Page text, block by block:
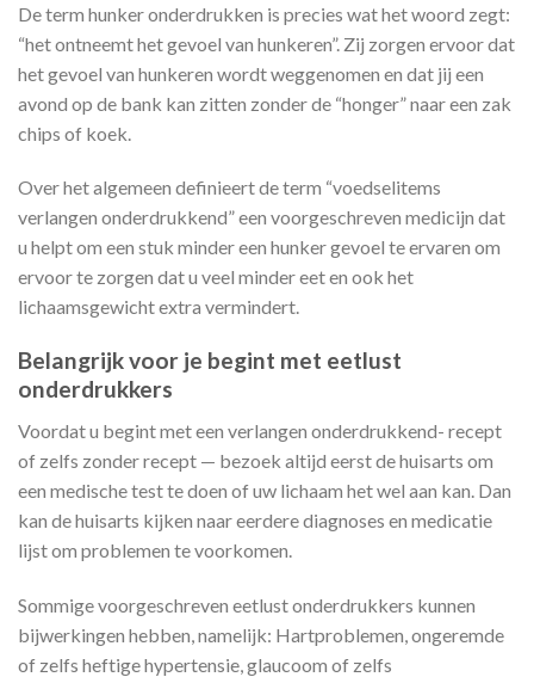
De term hunker onderdrukken is precies wat het woord zegt:
“het ontneemt het gevoel van hunkeren”. Zij zorgen ervoor dat
het gevoel van hunkeren wordt weggenomen en dat jij een
avond op de bank kan zitten zonder de “honger” naar een zak
chips of koek.
Over het algemeen definieert de term “voedselitems
verlangen onderdrukkend” een voorgeschreven medicijn dat
u helpt om een stuk minder een hunker gevoel te ervaren om
ervoor te zorgen dat u veel minder eet en ook het
lichaamsgewicht extra vermindert.
Belangrijk voor je begint met eetlust
onderdrukkers
Voordat u begint met een verlangen onderdrukkend- recept
of zelfs zonder recept — bezoek altijd eerst de huisarts om
een medische test te doen of uw lichaam het wel aan kan. Dan
kan de huisarts kijken naar eerdere diagnoses en medicatie
lijst om problemen te voorkomen.
Sommige voorgeschreven eetlust onderdrukkers kunnen
bijwerkingen hebben, namelijk: Hartproblemen, ongeremde
of zelfs heftige hypertensie, glaucoom of zelfs